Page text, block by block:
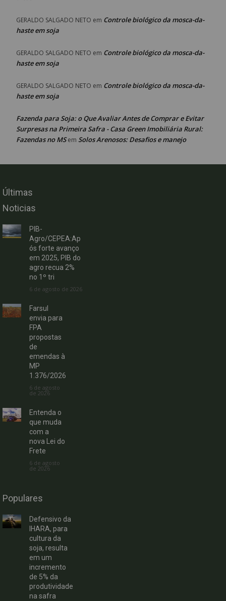
GERALDO SALGADO NETO em Controle biológico da mosca-da-
haste em soja
GERALDO SALGADO NETO em Controle biológico da mosca-da-
haste em soja
GERALDO SALGADO NETO em Controle biológico da mosca-da-
haste em soja
Fazenda para Soja: o Que Avaliar Antes de Comprar e Evitar
Surpresas na Primeira Safra - Casa Green Imobiliária Rural:
Fazendas no MSem Solos Arenosos: Desafios e manejo
Últimas
Noticias
PIB-
Agro/CEPEA:Ap
ós forte avanço
em 2025, PIB do
agro recua 2%
no 1º tri
6 de agosto de 2026
Farsul
envia para
FPA
propostas
de
emendas à
MP
1.376/2026
6 de agosto
de 2026
Entenda o
que muda
com a
nova Lei do
Frete
6 de agosto
de 2026
Populares
Defensivo da
IHARA, para
cultura da
soja, resulta
em um
incremento
de 5% da
produtividade
na safra